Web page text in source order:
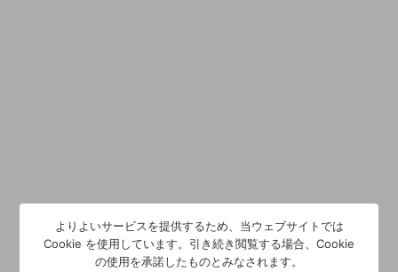
よりよいサービスを提供するため、当ウェブサイトでは
Cookie を使用しています。引き続き閲覧する場合、Cookie
の使用を承諾したものとみなされます。